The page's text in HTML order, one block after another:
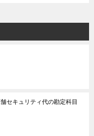
セキュリティ代の勘定科目